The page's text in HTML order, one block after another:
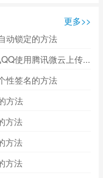
更多>>
动锁定的方法
腾讯QQ怎么使用腾讯微云上传文件 腾讯QQ使用腾讯微云上传文件的方法
性签名的方法
方法
方法
方法
方法